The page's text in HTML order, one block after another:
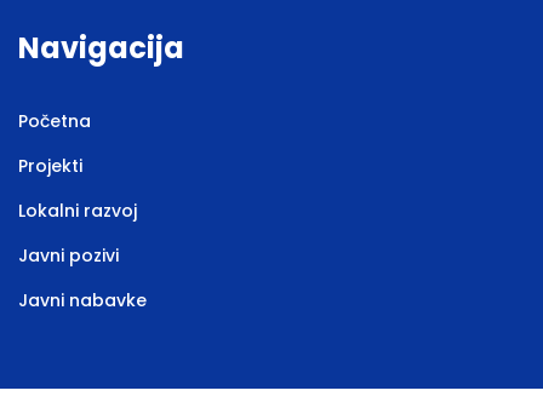
Navigacija
Početna
Projekti
Lokalni razvoj
Javni pozivi
Javni nabavke